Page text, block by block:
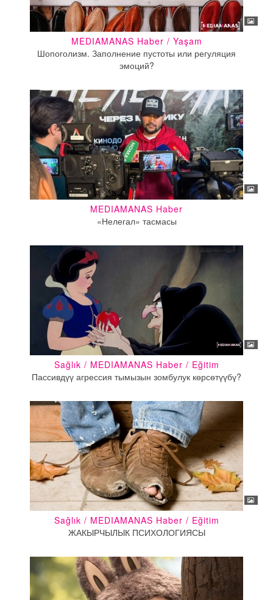
MEDIAMANAS Haber / Yaşam
Шопоголизм. Заполнение пустоты или регуляция
эмоций?
MEDIAMANAS Haber
«Нелегал» тасмасы
Sağlık / MEDIAMANAS Haber / Eğitim
Пассивдүү агрессия тымызын зомбулук көрсөтүүбү?
Sağlık / MEDIAMANAS Haber / Eğitim
ЖАКЫРЧЫЛЫК ПСИХОЛОГИЯСЫ